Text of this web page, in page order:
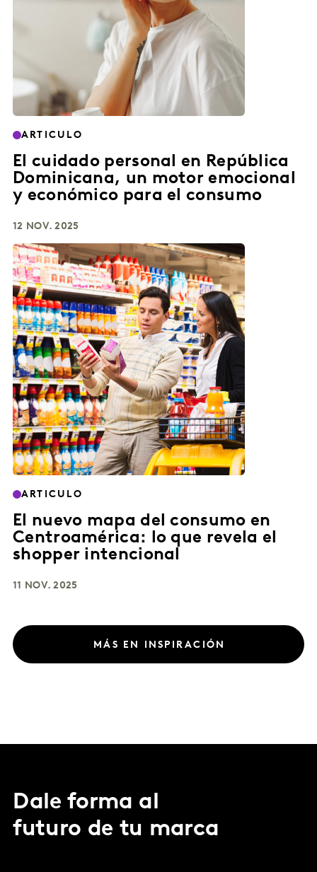
ARTICULO
El cuidado personal en República
Dominicana, un motor emocional
y económico para el consumo
12 NOV. 2025
ARTICULO
El nuevo mapa del consumo en
Centroamérica: lo que revela el
shopper intencional
11 NOV. 2025
MÁS EN INSPIRACIÓN
Dale forma al
futuro de tu marca